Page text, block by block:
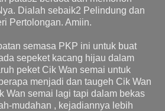
Dialah sebaik2 Pelindung dan
Pertolongan. Amiin.
semasa PKP ini untuk buat
sepeket kacang hijau dalam
peket Cik Wan semai untuk
menjadi dan taugeh Cik Wan
Wan semai lagi tapi dalam bekas
mudahan , kejadiannya lebih